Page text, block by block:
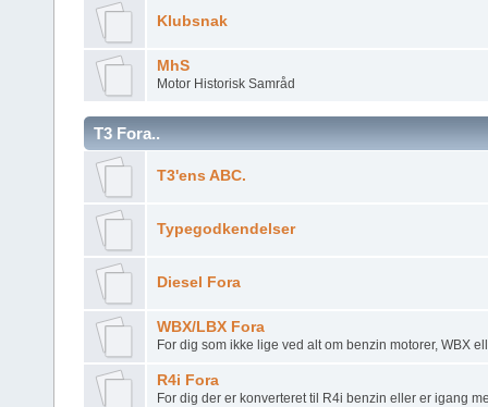
Klubsnak
MhS
Motor Historisk Samråd
T3 Fora..
T3'ens ABC.
Typegodkendelser
Diesel Fora
WBX/LBX Fora
For dig som ikke lige ved alt om benzin motorer, WBX
R4i Fora
For dig der er konverteret til R4i benzin eller er igang